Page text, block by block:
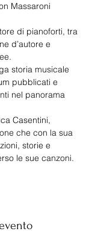
Massaroni
di pianoforti, tra
d’autore e
storia musicale
pubblicati e
nel panorama
Casentini,
che con la sua
storie e
le sue canzoni.